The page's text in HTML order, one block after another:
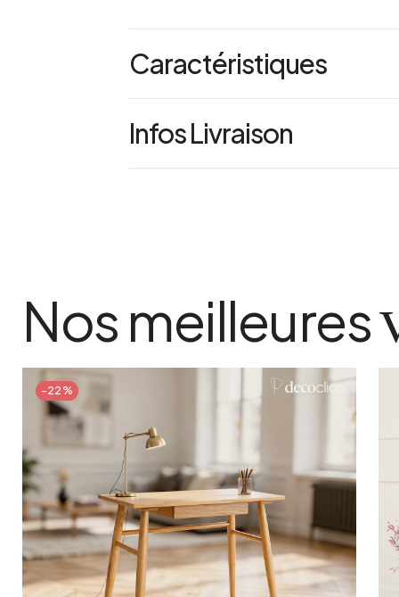
Caractéristiques
Globe de verre clair protecteur
alimentation
chiffon microfibre propre. Proscrire les
pourraient altérer la patine du métal.
Installation murale fixe. Le raccordement
par un électricien qualifié. Luminaire
(façade, patio) et intérieur (entrée,
ampoule dont les dimensions et la
protection. Pour une pose en extérieur,
murale.
couleur
Noir
finition
Laiton antique mat
forme
Infos Livraison
Nos meilleures
-22%